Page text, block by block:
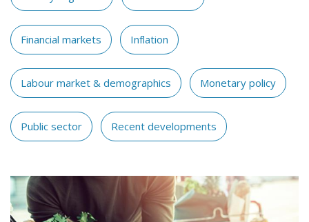
Financial markets Inflation
Labour market & demographics Monetary policy
Public sector Recent developments